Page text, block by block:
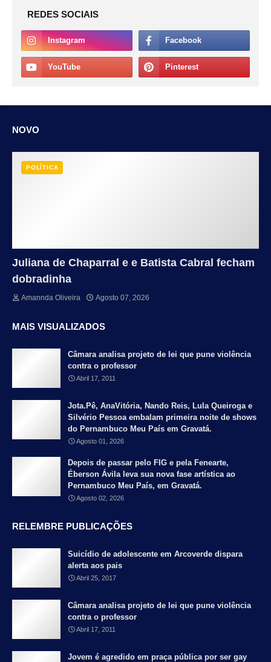
REDES SOCIAIS
NOVO
POLÍTICA
Juliana de Chaparral e e Batista Cabral fecham
dobradinha
Amannda Oliveira Agosto 07, 2026
MAIS VISUALIZADOS
Câmara analisa projeto de lei que pune violência
contra o professor
Abril 17, 2011
Jota.Pê, AnaVitória, Nando Reis, Lula Queiroga e
Silvério Pessoa embalam primeira noite de shows
do Pernambuco Meu País em Gravatá.
Agosto 01, 2026
Depois de passar pelo FIG e pela Fenearte,
Éberson Ávila leva sua nova fase artística ao
Pernambuco Meu País, em Gravatá.
Agosto 02, 2026
RELEMBRE PUBLICAÇÕES
Suicídio de adolescente em Arcoverde dispara
alerta aos pais
Abril 25, 2017
Câmara analisa projeto de lei que pune violência
contra o professor
Abril 17, 2011
Jovem é agredido em praça pública por ser gay